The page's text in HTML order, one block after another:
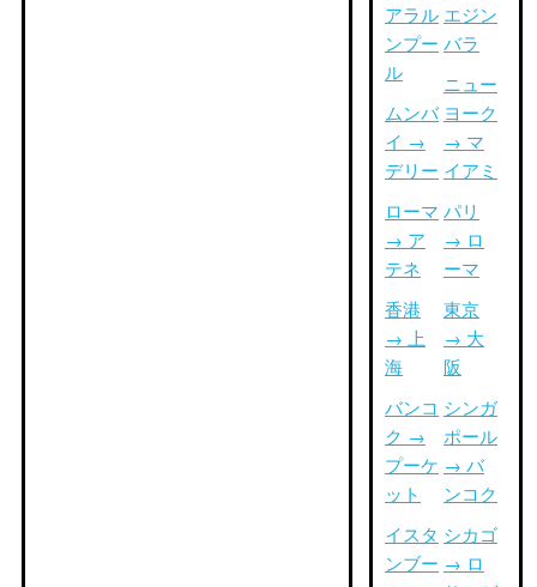
アラル
ンプー
ル
ムンバ
イ →
デリー
ローマ
→ ア
テネ
香港
→ 上
海
バンコ
ク →
プーケ
ット
イスタ
ンブー
エジン
バラ
ニュー
ヨーク
→ マ
イアミ
パリ
→ ロ
ーマ
東京
→ 大
阪
シンガ
ポール
→ バ
ンコク
シカゴ
→ ロ